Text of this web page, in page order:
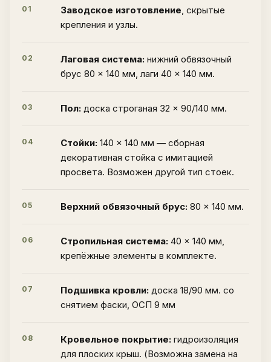
01 Заводское изготовление, скрытые
крепления и узлы.
02 Лаговая система: нижний обвязочный
брус 80 × 140 мм, лаги 40 × 140 мм.
03 Пол: доска строганая 32 × 90/140 мм.
04 Стойки: 140 × 140 мм — сборная
декоративная стойка с имитацией
просвета. Возможен другой тип стоек.
05 Верхний обвязочный брус: 80 × 140 мм.
06 Стропильная система: 40 × 140 мм,
крепёжные элементы в комплекте.
07 Подшивка кровли: доска 18/90 мм. со
снятием фаски, ОСП 9 мм
08 Кровельное покрытие: гидроизоляция
для плоских крыш. (Возможна замена на